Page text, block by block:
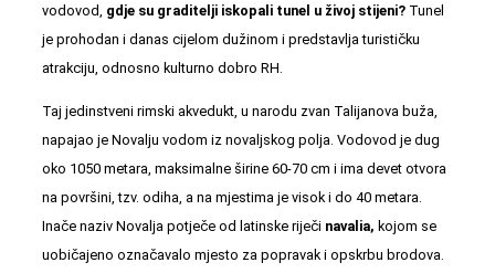
vodovod, gdje su graditelji iskopali tunel u živoj stijeni? Tunel
je prohodan i danas cijelom dužinom i predstavlja turističku
atrakciju, odnosno kulturno dobro RH.
Taj jedinstveni rimski akvedukt, u narodu zvan Talijanova buža,
napajao je Novalju vodom iz novaljskog polja. Vodovod je dug
oko 1050 metara, maksimalne širine 60-70 cm i ima devet otvora
na površini, tzv. odiha, a na mjestima je visok i do 40 metara.
Inače naziv Novalja potječe od latinske riječi navalia, kojom se
uobičajeno označavalo mjesto za popravak i opskrbu brodova.